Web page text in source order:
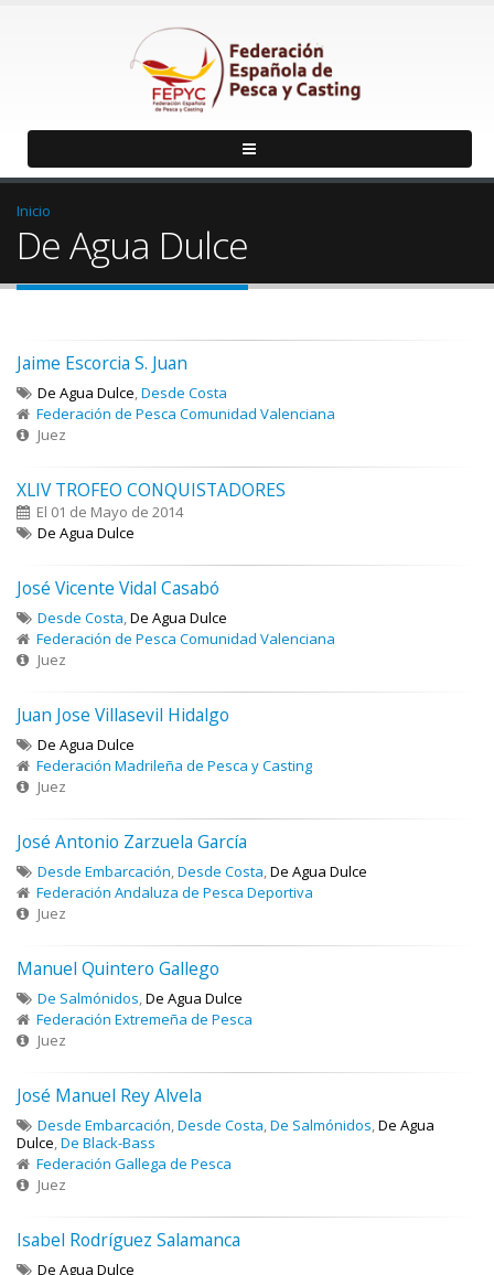
Inicio
De Agua Dulce
Jaime Escorcia S. Juan
De Agua Dulce,Desde Costa
Federación de Pesca Comunidad Valenciana
Juez
XLIV TROFEO CONQUISTADORES
El 01 de Mayo de 2014
De Agua Dulce
José Vicente Vidal Casabó
Desde Costa,De Agua Dulce
Federación de Pesca Comunidad Valenciana
Juez
Juan Jose Villasevil Hidalgo
De Agua Dulce
Federación Madrileña de Pesca y Casting
Juez
José Antonio Zarzuela García
Desde Embarcación,Desde Costa,De Agua Dulce
Federación Andaluza de Pesca Deportiva
Juez
Manuel Quintero Gallego
De Salmónidos,De Agua Dulce
Federación Extremeña de Pesca
Juez
José Manuel Rey Alvela
Desde Embarcación,Desde Costa,De Salmónidos,De Agua
Dulce,De Black-Bass
Federación Gallega de Pesca
Juez
Isabel Rodríguez Salamanca
De Agua Dulce